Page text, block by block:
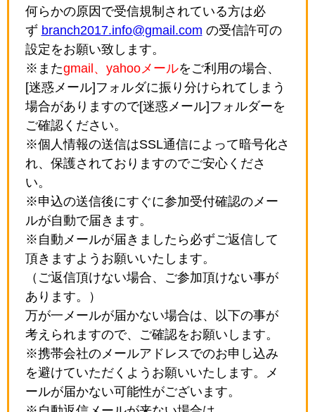
何らかの原因で受信規制されている方は必
ず branch2017.info@gmail.com の受信許可の
設定をお願い致します。
※またgmail、yahooメールをご利用の場合、
[迷惑メール]フォルダに振り分けられてしまう
場合がありますので[迷惑メール]フォルダーを
ご確認ください。
※個人情報の送信はSSL通信によって暗号化さ
れ、保護されておりますのでご安心くださ
い。
※申込の送信後にすぐに参加受付確認のメー
ルが自動で届きます。
※自動メールが届きましたら必ずご返信して
頂きますようお願いいたします。
（ご返信頂けない場合、ご参加頂けない事が
あります。）
万が一メールが届かない場合は、以下の事が
考えられますので、ご確認をお願いします。
※携帯会社のメールアドレスでのお申し込み
を避けていただくようお願いいたします。メ
ールが届かない可能性がございます。